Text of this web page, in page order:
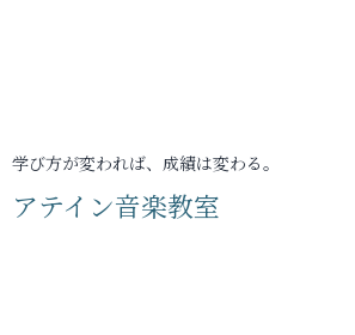
学び方が変われば、成績は変わる。
アテイン音楽教室